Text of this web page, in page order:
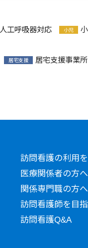
人工呼吸器対応 小児
居宅支援 居宅支援事業所
訪問看護の利用
医療関係者の方へ
関係専門職の方へ
訪問看護師を目
訪問看護Q&A